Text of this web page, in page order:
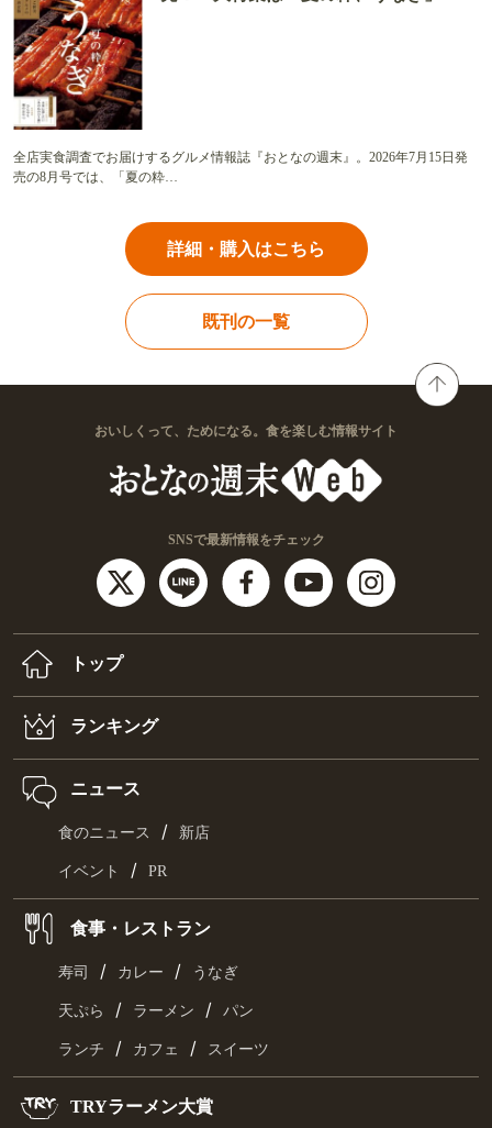
全店実食調査でお届けするグルメ情報誌『おとなの週末』。2026年7月15日発
売の8月号では、「夏の粋…
詳細・購入はこちら
既刊の一覧
おいしくって、ためになる。食を楽しむ情報サイト
SNSで最新情報をチェック
トップ
ランキング
ニュース
食のニュース / 新店
イベント / PR
食事・レストラン
寿司 / カレー / うなぎ
天ぷら / ラーメン / パン
ランチ / カフェ / スイーツ
TRYラーメン大賞